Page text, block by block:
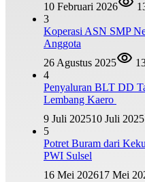
10 Februari 2026
3
Koperasi ASN SMP
Anggota
26 Agustus 2025
4
Penyaluran BLT DD
Lembang Kaero
9 Juli 202510 Juli 2025
5
Potret Buram dari
PWI Sulsel
16 Mei 202617 Mei